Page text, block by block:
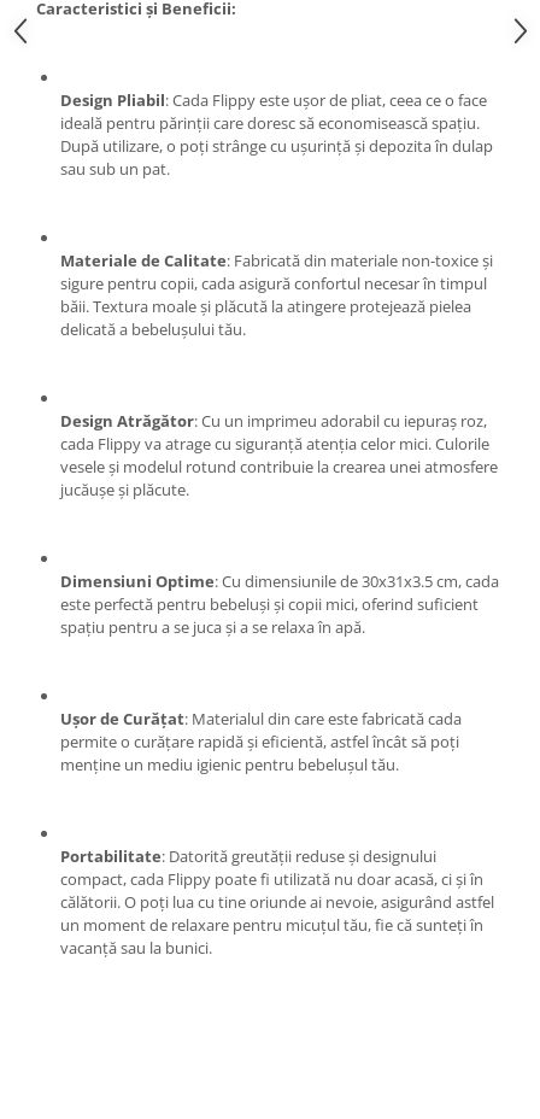
Pentru Casa si Camping
Aragaze, plite, piese butelii de
voiaj
Accesorii aragaze & butelii
Butelii
Gratare
Plite & aragaze
Iluminat & electrice
Prelungitoare & cabluri electrice
Becuri
Conectori/doze
Corpuri de iluminat
Lampi solare
Lanterne
Proiectoare & lampi de lucru
Veioze si Lampi
Cantarire
Aparate de spalat cu presiune si
accesorii
Accesorii aparatele de spalat cu
Aparate de spalat cu presiune
Instalatii sanitare
Articole si accesorii pentru baie
Baterii baie
Baterii bucatarie
Caracteristici și Beneficii:
Design Pliabil: Cada Flippy este ușor de pliat, ceea ce o face
ideală pentru părinții care doresc să economisească spațiu.
După utilizare, o poți strânge cu ușurință și depozita în dulap
sau sub un pat.
Materiale de Calitate: Fabricată din materiale non-toxice și
sigure pentru copii, cada asigură confortul necesar în timpul
băii. Textura moale și plăcută la atingere protejează pielea
delicată a bebelușului tău.
Design Atrăgător: Cu un imprimeu adorabil cu iepuraș roz,
cada Flippy va atrage cu siguranță atenția celor mici. Culorile
vesele și modelul rotund contribuie la crearea unei atmosfere
jucăușe și plăcute.
Dimensiuni Optime: Cu dimensiunile de 30x31x3.5 cm, cada
este perfectă pentru bebeluși și copii mici, oferind suficient
spațiu pentru a se juca și a se relaxa în apă.
Ușor de Curățat: Materialul din care este fabricată cada
permite o curățare rapidă și eficientă, astfel încât să poți
menține un mediu igienic pentru bebelușul tău.
Portabilitate: Datorită greutății reduse și designului
compact, cada Flippy poate fi utilizată nu doar acasă, ci și în
călătorii. O poți lua cu tine oriunde ai nevoie, asigurând astfel
un moment de relaxare pentru micuțul tău, fie că sunteți în
vacanță sau la bunici.